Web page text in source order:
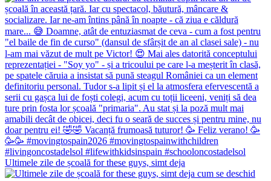
Ultimele zile de școală for these guys, simt deja